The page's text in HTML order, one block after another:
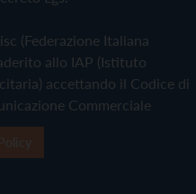
(Federazione Italiana
allo IAP (Istituto
accettando il Codice di
Commerciale